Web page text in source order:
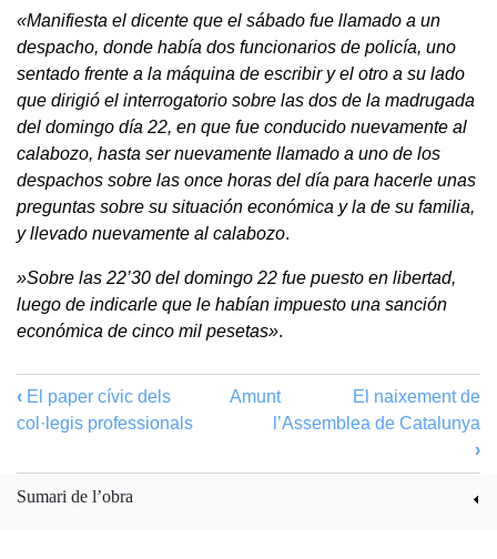
«Manifiesta el dicente que el sábado fue llamado a un
despacho, donde había dos funcionarios de policía, uno
sentado frente a la máquina de escribir y el otro a su lado
que dirigió el interrogatorio sobre las dos de la madrugada
del domingo día 22, en que fue conducido nuevamente al
calabozo, hasta ser nuevamente llamado a uno de los
despachos sobre las once horas del día para hacerle unas
preguntas sobre su situación económica y la de su familia,
y llevado nuevamente al calabozo.
»Sobre las 22’30 del domingo 22 fue puesto en libertad,
luego de indicarle que le habían impuesto una sanción
económica de cinco mil pesetas».
‹ El paper cívic dels
col·legis professionals
Amunt
El naixement de
l’Assemblea de Catalunya
›
Sumari de l’obra